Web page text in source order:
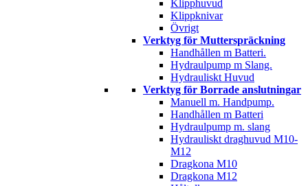
Klipphuvud
Klippknivar
Övrigt
Verktyg för Mutterspräckning
Handhållen m Batteri.
Hydraulpump m Slang.
Hydrauliskt Huvud
Verktyg för Borrade anslutningar
Manuell m. Handpump.
Handhållen m Batteri
Hydraulpump m. slang
Hydrauliskt draghuvud M10-
M12
Dragkona M10
Dragkona M12